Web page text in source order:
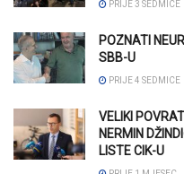
PRIJE 3 SEDMICE
POZNATI
SBB-U
PRIJE 4 SEDMICE
VELIKI
NERMIN
LISTE CIK-U